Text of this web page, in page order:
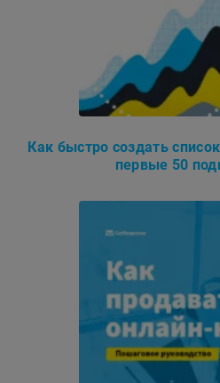
Как быстро создать
первые 50